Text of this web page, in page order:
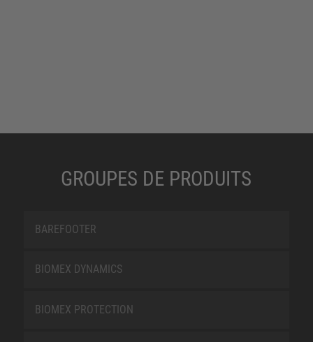
GROUPES DE PRODUITS
BAREFOOTER
BIOMEX DYNAMICS
BIOMEX PROTECTION